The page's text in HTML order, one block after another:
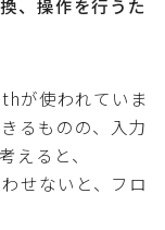
、操作を行うた
が使われていま
るものの、入力
えると、
せないと、フロ